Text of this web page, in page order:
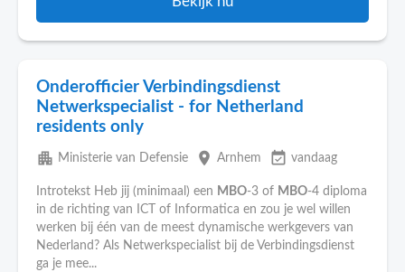
Onderofficier Verbindingsdienst
Netwerkspecialist - for Netherland
residents only
apartment Ministerie van Defensie place Arnhem event_available vandaag
Introtekst Heb jij (minimaal) een MBO-3 of MBO-4 diploma
in de richting van ICT of Informatica en zou je wel willen
werken bij één van de meest dynamische werkgevers van
Nederland? Als Netwerkspecialist bij de Verbindingsdienst
ga je mee...